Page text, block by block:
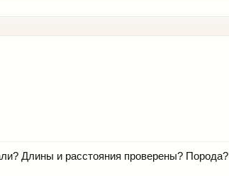
Длины и расстояния проверены?